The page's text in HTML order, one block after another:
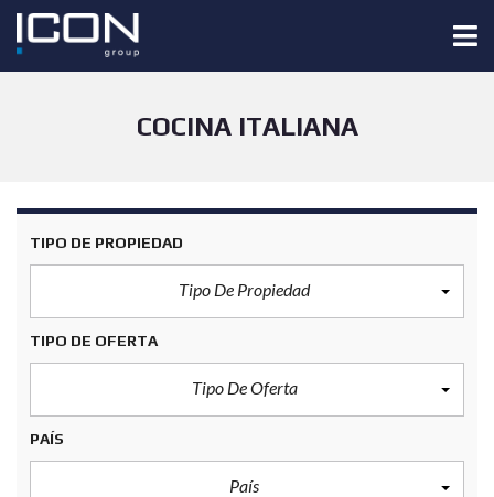
COCINA ITALIANA
TIPO DE PROPIEDAD
Tipo De Propiedad
TIPO DE OFERTA
Tipo De Oferta
PAÍS
País